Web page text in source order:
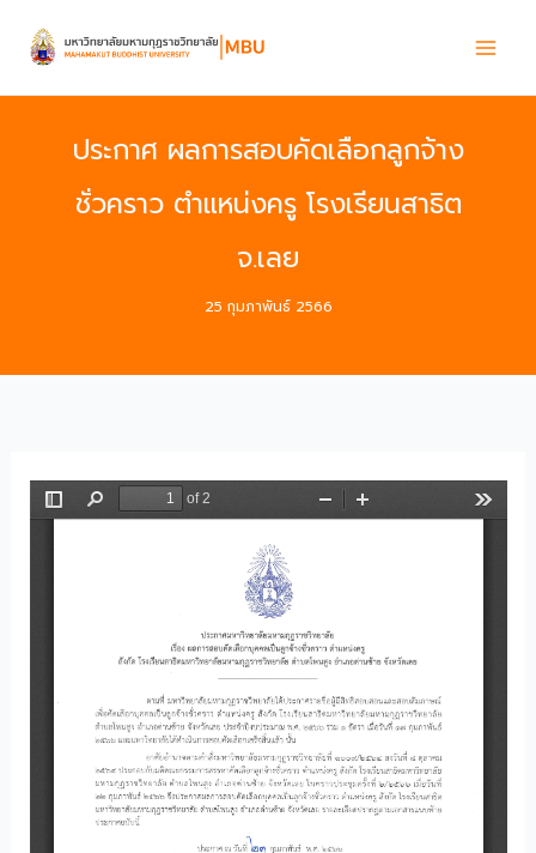
content
ประกาศ ผลการสอบคัดเลือกลูกจ้าง
ชั่วคราว ตำแหน่งครู โรงเรียนสาธิต
จ.เลย
25 กุมภาพันธ์ 2566